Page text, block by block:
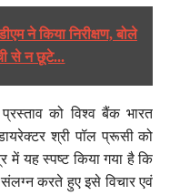
ने किया निरीक्षण, बोले
से न छूटे...
को विश्व बैंक भारत
श्री पॉल प्रूसी को
में यह स्पष्ट किया गया है कि
करते हुए इसे विचार एवं